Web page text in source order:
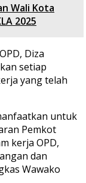
Wali Kota
2025
Diza
setiap
yang telah
untuk
Pemkot
kerja OPD,
dan
Wawako